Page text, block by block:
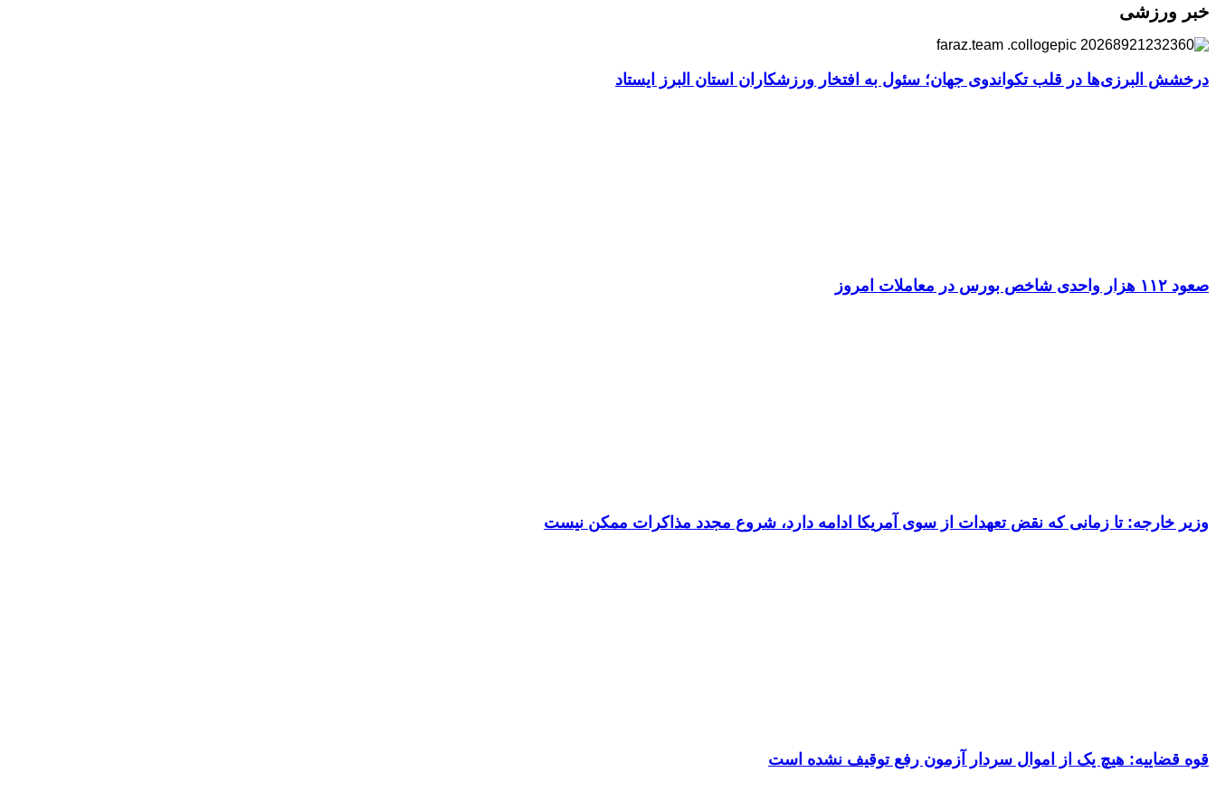
خبر ورزشی
درخشش البرزی‌ها در قلب تکواندوی جهان؛ سئول به افتخار ورزشکاران استان البرز ایستاد
صعود ۱۱۲ هزار واحدی شاخص بورس در معاملات امروز
وزیر خارجه: تا زمانی که نقض تعهدات از سوی آمریکا ادامه دارد، شروع مجدد مذاکرات ممکن نیست
قوه قضاییه: هیچ یک از اموال سردار آزمون رفع توقیف نشده است